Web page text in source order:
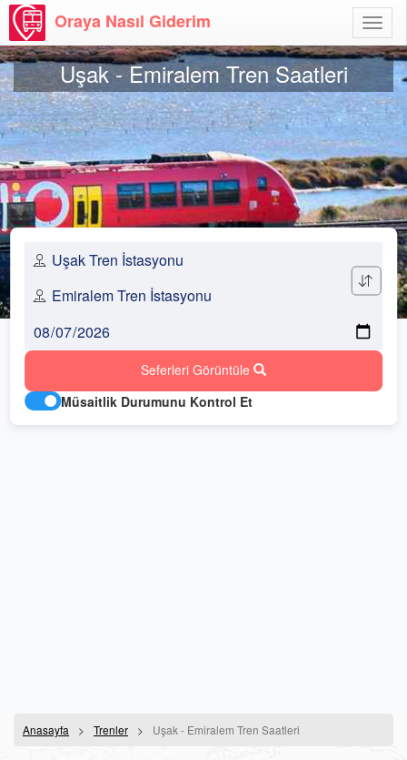
Aç
Oraya Nasıl Giderim
Uşak - Emiralem Tren Saatleri
Seferleri Görüntüle
Müsaitlik Durumunu Kontrol Et
Anasayfa Trenler Uşak - Emiralem Tren Saatleri